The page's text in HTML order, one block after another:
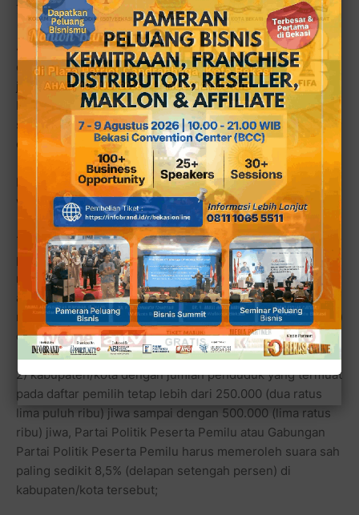
7,5% (tujuh setengah persen) di provinsi tersebut; dan
4) provinsi dengan jumlah penduduk yang termuat pada
daftar pemilih tetap lebih dari 12.000.000 (dua belas juta)
jiwa, Partai Politik Peserta Pemilu atau Gabungan Partai
Politik Peserta Pemilu harus memeroleh suara sah paling
sedikit 6,5% (enam setengah persen) di provinsi tersebut;
dan
b. untuk mengusulkan calon bupati dan wakil bupati atau
walikota dan wakil walikota:
1) kabupaten/kota dengan jumlah penduduk yang termuat
pada daftar pemilih tetap sampai dengan 250.000 (dua
ratus lima puluh ribu) jiwa, Partai Politik Peserta Pemilu
atau Gabungan Partai Politik Peserta Pemilu harus
memeroleh suara sah paling sedikit 10% (sepuluh persen)
di kabupaten/kota tersebut;
2) kabupaten/kota dengan jumlah penduduk yang termuat
pada daftar pemilih tetap lebih dari 250.000 (dua ratus
lima puluh ribu) jiwa sampai dengan 500.000 (lima ratus
ribu) jiwa, Partai Politik Peserta Pemilu atau Gabungan
Partai Politik Peserta Pemilu harus memeroleh suara sah
paling sedikit 8,5% (delapan setengah persen) di
kabupaten/kota tersebut;